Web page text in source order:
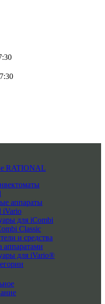
RATIONAL
аппараты
iVario
для iCombi
Classic
и средства
аппаратами
для iVario®